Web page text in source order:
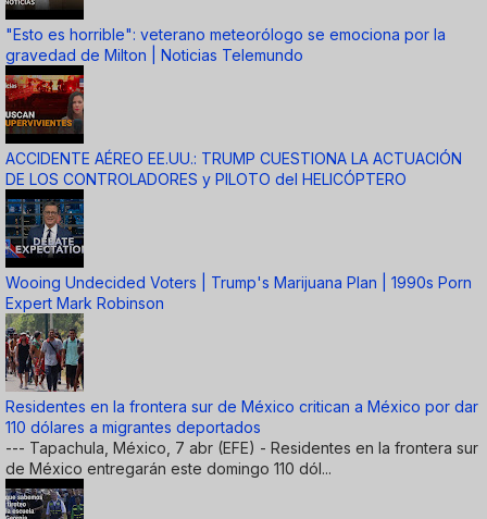
"Esto es horrible": veterano meteorólogo se emociona por la
gravedad de Milton | Noticias Telemundo
ACCIDENTE AÉREO EE.UU.: TRUMP CUESTIONA LA ACTUACIÓN
DE LOS CONTROLADORES y PILOTO del HELICÓPTERO
Wooing Undecided Voters | Trump's Marijuana Plan | 1990s Porn
Expert Mark Robinson
Residentes en la frontera sur de México critican a México por dar
110 dólares a migrantes deportados
--- Tapachula, México, 7 abr (EFE) - Residentes en la frontera sur
de México entregarán este domingo 110 dól...